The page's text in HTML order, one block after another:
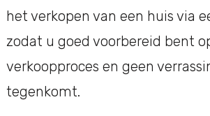
het verkopen van een huis via
zodat u goed voorbereid bent
verkoopproces en geen
tegenkomt.